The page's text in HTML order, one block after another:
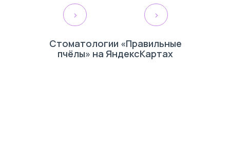
Стоматологии «Правильные
пчёлы» на ЯндексКартах
>
>